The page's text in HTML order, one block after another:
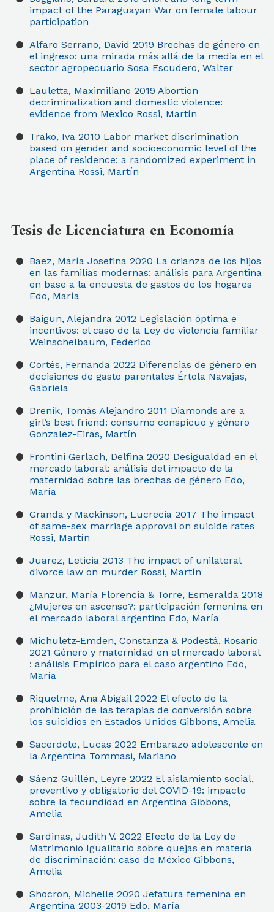
impact of the Paraguayan War on female labour
participation
Alfaro Serrano, David 2019 Brechas de género en
el ingreso: una mirada más allá de la media en el
sector agropecuario Sosa Escudero, Walter
Lauletta, Maximiliano 2019 Abortion
decriminalization and domestic violence:
evidence from Mexico Rossi, Martín
Trako, Iva 2010 Labor market discrimination
based on gender and socioeconomic level of the
place of residence: a randomized experiment in
Argentina Rossi, Martín
Tesis de Licenciatura en Economía
Baez, María Josefina 2020 La crianza de los hijos
en las familias modernas: análisis para Argentina
en base a la encuesta de gastos de los hogares
Edo, María
Baigun, Alejandra 2012 Legislación óptima e
incentivos: el caso de la Ley de violencia familiar
Weinschelbaum, Federico
Cortés, Fernanda 2022 Diferencias de género en
decisiones de gasto parentales Értola Navajas,
Gabriela
Drenik, Tomás Alejandro 2011 Diamonds are a
girl’s best friend: consumo conspicuo y género
Gonzalez-Eiras, Martín
Frontini Gerlach, Delfina 2020 Desigualdad en el
mercado laboral: análisis del impacto de la
maternidad sobre las brechas de género Edo,
María
Granda y Mackinson, Lucrecia 2017 The impact
of same-sex marriage approval on suicide rates
Rossi, Martín
Juarez, Leticia 2013 The impact of unilateral
divorce law on murder Rossi, Martín
Manzur, María Florencia & Torre, Esmeralda 2018
¿Mujeres en ascenso?: participación femenina en
el mercado laboral argentino Edo, María
Michuletz-Emden, Constanza & Podestá, Rosario
2021 Género y maternidad en el mercado laboral
: análisis Empírico para el caso argentino Edo,
María
Riquelme, Ana Abigail 2022 El efecto de la
prohibición de las terapias de conversión sobre
los suicidios en Estados Unidos Gibbons, Amelia
Sacerdote, Lucas 2022 Embarazo adolescente en
la Argentina Tommasi, Mariano
Sáenz Guillén, Leyre 2022 El aislamiento social,
preventivo y obligatorio del COVID-19: impacto
sobre la fecundidad en Argentina Gibbons,
Amelia
Sardinas, Judith V. 2022 Efecto de la Ley de
Matrimonio Igualitario sobre quejas en materia
de discriminación: caso de México Gibbons,
Amelia
Shocron, Michelle 2020 Jefatura femenina en
Argentina 2003-2019 Edo, María